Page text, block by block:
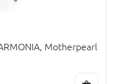
ir lopšinių vežimėlių arba
galbūt atėjo metas
Motherpearl